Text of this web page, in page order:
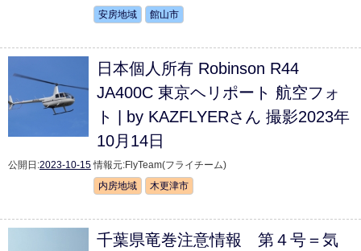
安房地域
館山市
日本個人所有 Robinson R44
JA400C 東京ヘリポート 航空フォ
ト | by KAZFLYERさん 撮影2023年
10月14日
公開日:2023-10-15 情報元:FlyTeam(フライチーム)
内房地域
木更津市
千葉県竜巻注意情報 第４号＝気